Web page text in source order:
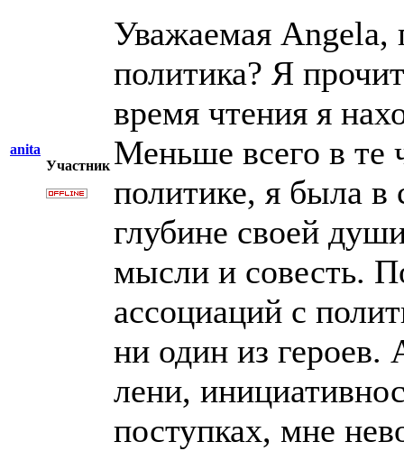
anita
Участник
Уважаемая Angela,
политика? Я
время чтения я
Меньше всего в те
политике, я была в
глубине своей
мысли и совесть.
ассоциаций с
ни один из героев.
лени,
поступках, мне